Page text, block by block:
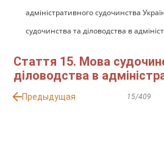
адміністративного судочинства
судочинства та діловодства в
Стаття 15. Мова
діловодства в
Предыдущая 15/409